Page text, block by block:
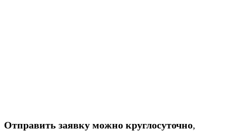
Отправить заявку можно круглосуточно,